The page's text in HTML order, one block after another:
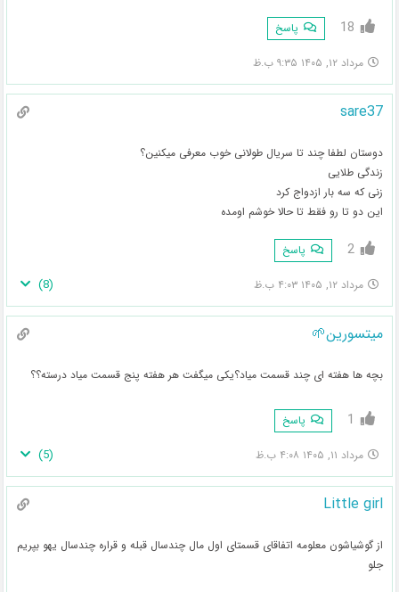
18 پاسخ
مرداد ۱۲, ۱۴۰۵ ۹:۳۵ ب.ظ
sare37
دوستان لطفا چند تا سریال طولانی خوب معرفی میکنین؟
زندگی طلایی
زنی که سه بار ازدواج کرد
این دو تا رو فقط تا حالا خوشم اومده
2 پاسخ
مرداد ۱۲, ۱۴۰۵ ۴:۰۳ ب.ظ (
8
)
میتسورین🌱
بچه ها هفته ای چند قسمت میاد؟یکی میگفت هر هفته پنج قسمت میاد درسته؟؟
1 پاسخ
مرداد ۱۱, ۱۴۰۵ ۴:۰۸ ب.ظ (
5
)
Little girl
از گوشیاشون معلومه اتفاقای قسمتای اول مال چندسال قبله و قراره چندسال یهو بپریم
جلو